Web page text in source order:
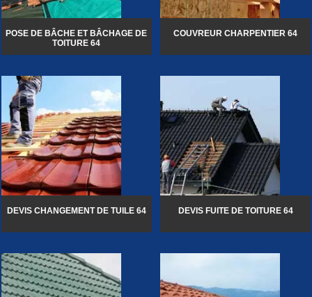
POSE DE BÂCHE ET BÂCHAGE DE
TOITURE 64
COUVREUR CHARPENTIER 64
DEVIS CHANGEMENT DE TUILE 64 DEVIS FUITE DE TOITURE 64